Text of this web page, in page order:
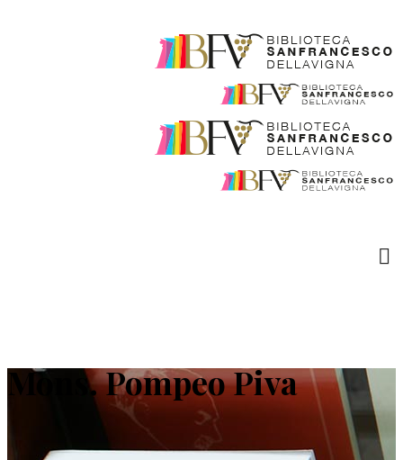
Mons. Pompeo Piva